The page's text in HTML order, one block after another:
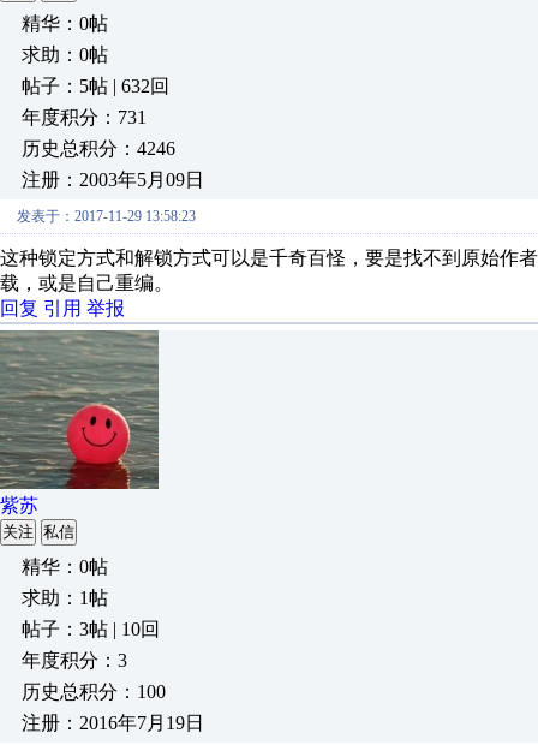
精华：0帖
求助：0帖
帖子：5帖 | 632回
年度积分：731
历史总积分：4246
注册：2003年5月09日
发表于：2017-11-29 13:58:23
这种锁定方式和解锁方式可以是千奇百怪，要是找不到原始作
载，或是自己重编。
回复 引用 举报
紫苏
关注 私信
精华：0帖
求助：1帖
帖子：3帖 | 10回
年度积分：3
历史总积分：100
注册：2016年7月19日